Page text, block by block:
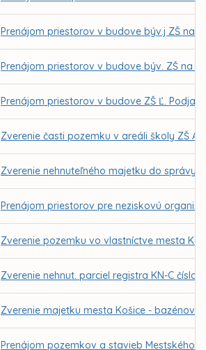
Prenájom priestorov v budove býv.j ZŠ na
Prenájom priestorov v budove býv. ZŠ na
Prenájom priestorov v budove ZŠ Ľ.
Zverenie časti pozemku v areáli školy ZŠ
Zverenie nehnuteľného majetku do správy
Prenájom priestorov pre neziskovú
Zverenie pozemku vo vlastníctve mesta
Zverenie nehnut. parciel registra KN-C
Zverenie majetku mesta Košice -
Prenájom pozemkov a stavieb Mestského